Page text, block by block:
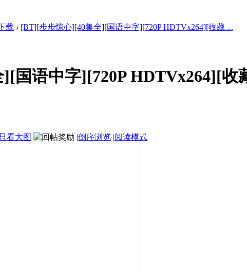
载 › [BT][步步惊心][40集全][国语中字][720P HDTVx264][收藏 ...
国语中字][720P HDTVx264][收
看大图 |倒序浏览 |阅读模式